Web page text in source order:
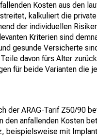
Kosten aus den
kalkuliert die private
der individuellen
Kriterien sind
gesunde Versicherte
davon fürs Alter
für beide Varianten die
der ARAG-Tarif Z50/90
den anfallenden Kosten
beispielsweise mit